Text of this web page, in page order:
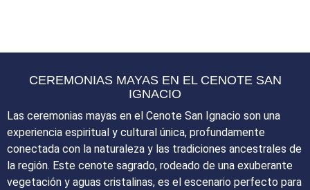
CEREMONIAS MAYAS EN EL CENOTE SAN
IGNACIO
Las ceremonias mayas en el Cenote San Ignacio son una
experiencia espiritual y cultural única, profundamente
conectada con la naturaleza y las tradiciones ancestrales de
la región. Este cenote sagrado, rodeado de una exuberante
vegetación y aguas cristalinas, es el escenario perfecto para